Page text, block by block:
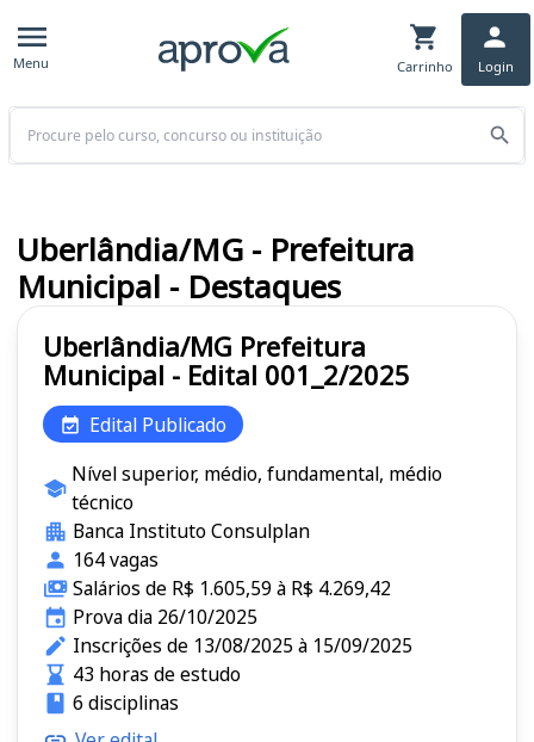
Menu Carrinho Login
Buscar
Uberlândia/MG Prefeitura
Municipal - Edital 001_2/2025
Edital Publicado
Nível superior, médio, fundamental, médio
técnico
Banca Instituto Consulplan
164 vagas
Salários de R$ 1.605,59 à R$ 4.269,42
Prova dia 26/10/2025
Inscrições de 13/08/2025 à 15/09/2025
43 horas de estudo
6 disciplinas
Uberlândia/MG - Prefeitura
Municipal - Destaques